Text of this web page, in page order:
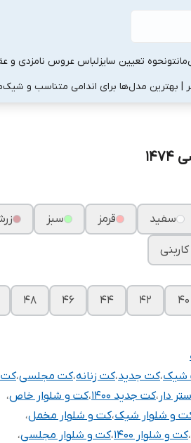
مانتونحوه تعیین سایزلباس عروس نامزدی و
| بهترین مدل‌ها برای اندامی متناسب و شیک
سفید قرمز سبز
۴۰ ۴۲ ۴۴ ۴۶ ۴۸
شیک،کت جدید،کت زنانه،کت مجلسی،کت
دار ،کت جدید ۱۴۰۰ ،کت و شلوار خاص،
و شلوار شیک،کت و شلوار مخمل،
،کت و شلوار ۱۴۰۰ ،کت و شلوار مجلسی،